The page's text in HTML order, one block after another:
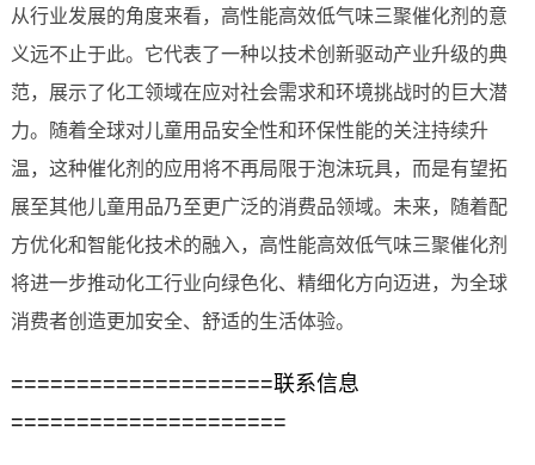
从行业发展的角度来看，高性能高效低气味三聚催化剂的意
义远不止于此。它代表了一种以技术创新驱动产业升级的典
范，展示了化工领域在应对社会需求和环境挑战时的巨大潜
力。随着全球对儿童用品安全性和环保性能的关注持续升
温，这种催化剂的应用将不再局限于泡沫玩具，而是有望拓
展至其他儿童用品乃至更广泛的消费品领域。未来，随着配
方优化和智能化技术的融入，高性能高效低气味三聚催化剂
将进一步推动化工行业向绿色化、精细化方向迈进，为全球
消费者创造更加安全、舒适的生活体验。
====================联系信息
=====================